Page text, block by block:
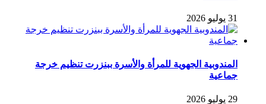
31 يوليو 2026
المندوبية الجهوية للمرأة والأسرة ببنزرت تنظيم خرجة
جماعية
29 يوليو 2026